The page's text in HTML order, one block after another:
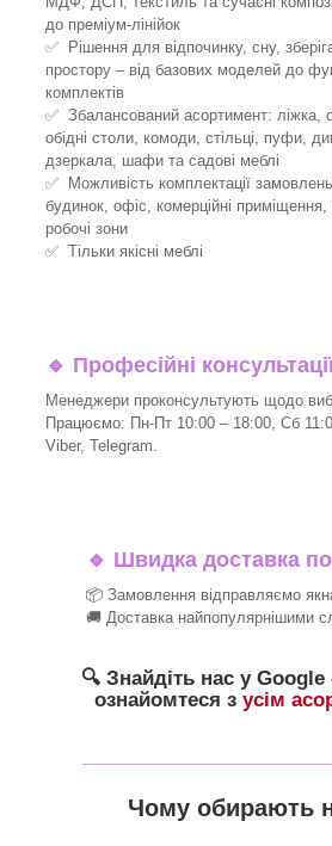
до преміум-лінійок
✅ Рішення для відпочинку, сну,
простору – від базових моделей до
комплектів
✅ Збалансований асортимент: ліжка,
обідні столи, комоди, стільці, пуфи,
дзеркала, шафи та садові меблі
✅ Можливість комплектації замовлень
будинок, офіс, комерційні приміщення,
робочі зони
✅ Тільки якісні меблі
🔹 Професійні
Менеджери проконсультують щодо
Працюємо: Пн-Пт 10:00 – 18:00, Сб
Viber, Telegram.
🔹 Швидка доставка по
📦 Замовлення відправляємо
🚚 Доставка найпопулярнішими
🔍 Знайдіть нас у
ознайомтеся з усім
Чому обирають